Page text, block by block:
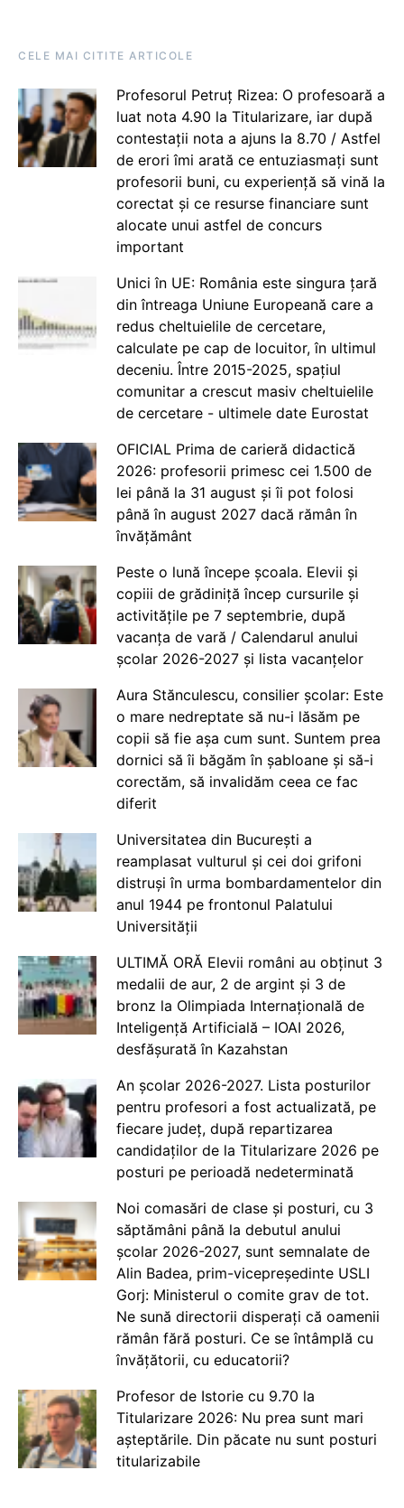
CELE MAI CITITE ARTICOLE
Profesorul Petruț Rizea: O profesoară a
luat nota 4.90 la Titularizare, iar după
contestații nota a ajuns la 8.70 / Astfel
de erori îmi arată ce entuziasmați sunt
profesorii buni, cu experiență să vină la
corectat și ce resurse financiare sunt
alocate unui astfel de concurs
important
Unici în UE: România este singura țară
din întreaga Uniune Europeană care a
redus cheltuielile de cercetare,
calculate pe cap de locuitor, în ultimul
deceniu. Între 2015-2025, spațiul
comunitar a crescut masiv cheltuielile
de cercetare - ultimele date Eurostat
OFICIAL Prima de carieră didactică
2026: profesorii primesc cei 1.500 de
lei până la 31 august și îi pot folosi
până în august 2027 dacă rămân în
învățământ
Peste o lună începe școala. Elevii și
copiii de grădiniță încep cursurile și
activitățile pe 7 septembrie, după
vacanța de vară / Calendarul anului
școlar 2026-2027 și lista vacanțelor
Aura Stănculescu, consilier școlar: Este
o mare nedreptate să nu-i lăsăm pe
copii să fie așa cum sunt. Suntem prea
dornici să îi băgăm în șabloane și să-i
corectăm, să invalidăm ceea ce fac
diferit
Universitatea din București a
reamplasat vulturul și cei doi grifoni
distruși în urma bombardamentelor din
anul 1944 pe frontonul Palatului
Universității
ULTIMĂ ORĂ Elevii români au obținut 3
medalii de aur, 2 de argint și 3 de
bronz la Olimpiada Internațională de
Inteligență Artificială – IOAI 2026,
desfășurată în Kazahstan
An școlar 2026-2027. Lista posturilor
pentru profesori a fost actualizată, pe
fiecare județ, după repartizarea
candidaților de la Titularizare 2026 pe
posturi pe perioadă nedeterminată
Noi comasări de clase și posturi, cu 3
săptămâni până la debutul anului
școlar 2026-2027, sunt semnalate de
Alin Badea, prim-vicepreședinte USLI
Gorj: Ministerul o comite grav de tot.
Ne sună directorii disperați că oamenii
rămân fără posturi. Ce se întâmplă cu
învățătorii, cu educatorii?
Profesor de Istorie cu 9.70 la
Titularizare 2026: Nu prea sunt mari
așteptările. Din păcate nu sunt posturi
titularizabile